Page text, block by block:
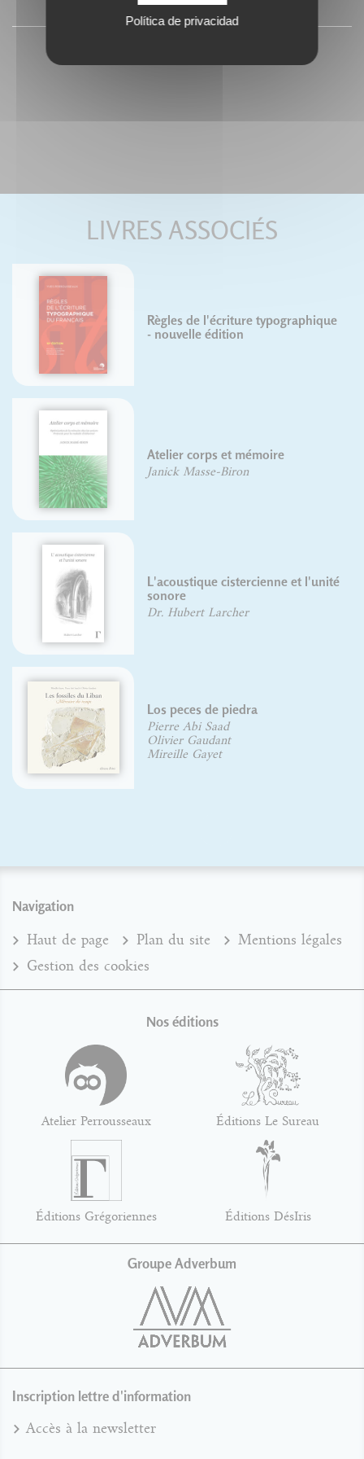
LIVRES ASSOCIÉS
Règles de l'écriture typographique
- nouvelle édition
Atelier corps et mémoire
Janick Masse-Biron
L'acoustique cistercienne et l'unité
sonore
Dr. Hubert Larcher
Los peces de piedra
Pierre Abi Saad
Olivier Gaudant
Mireille Gayet
Navigation
Haut de page Plan du site
Mentions légales
Gestion des cookies
Nos éditions
Atelier Perrousseaux Éditions Le Sureau
Éditions Grégoriennes Éditions DésIris
Groupe Adverbum
Inscription lettre d'information
Accès à la newsletter
Política de privacidad